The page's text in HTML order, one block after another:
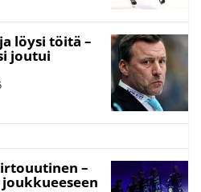
löysi töitä –
joutui
–